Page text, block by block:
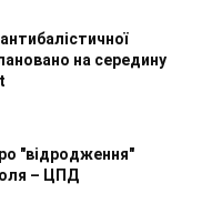
на середину
"відродження"
– ЦПД